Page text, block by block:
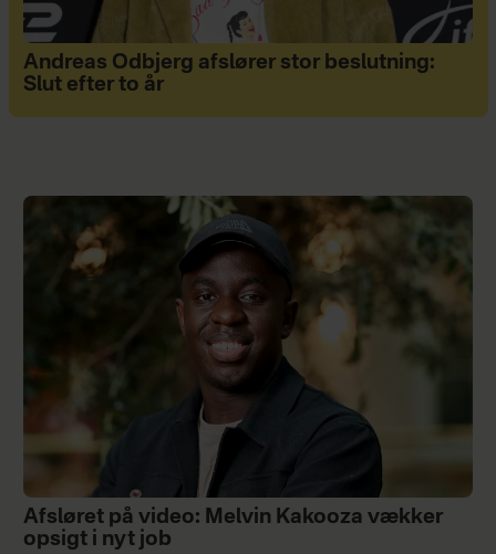
Andreas Odbjerg afslører stor beslutning:
Slut efter to år
Afsløret på video: Melvin Kakooza vækker
opsigt i nyt job